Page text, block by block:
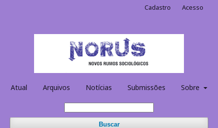
Atual Arquivos Notícias Submissões Sobre
Buscar
Cadastro Acesso